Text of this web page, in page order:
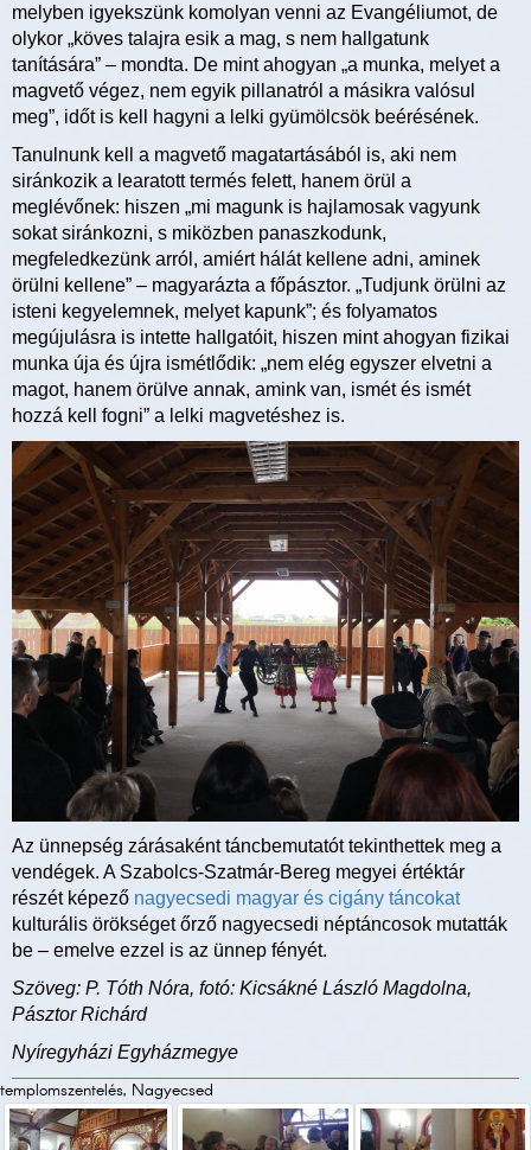
melyben igyekszünk komolyan venni az Evangéliumot, de
olykor „köves talajra esik a mag, s nem hallgatunk
tanítására” – mondta. De mint ahogyan „a munka, melyet a
magvető végez, nem egyik pillanatról a másikra valósul
meg”, időt is kell hagyni a lelki gyümölcsök beérésének.
Tanulnunk kell a magvető magatartásából is, aki nem
siránkozik a learatott termés felett, hanem örül a
meglévőnek: hiszen „mi magunk is hajlamosak vagyunk
sokat siránkozni, s miközben panaszkodunk,
megfeledkezünk arról, amiért hálát kellene adni, aminek
örülni kellene” – magyarázta a főpásztor. „Tudjunk örülni az
isteni kegyelemnek, melyet kapunk”; és folyamatos
megújulásra is intette hallgatóit, hiszen mint ahogyan fizikai
munka úja és újra ismétlődik: „nem elég egyszer elvetni a
magot, hanem örülve annak, amink van, ismét és ismét
hozzá kell fogni” a lelki magvetéshez is.
Az ünnepség zárásaként táncbemutatót tekinthettek meg a
vendégek. A Szabolcs-Szatmár-Bereg megyei értéktár
részét képező nagyecsedi magyar és cigány táncokat
kulturális örökséget őrző nagyecsedi néptáncosok mutatták
be – emelve ezzel is az ünnep fényét.
Szöveg: P. Tóth Nóra, fotó: Kicsákné László Magdolna,
Pásztor Richárd
Nyíregyházi Egyházmegye
templomszentelés, Nagyecsed